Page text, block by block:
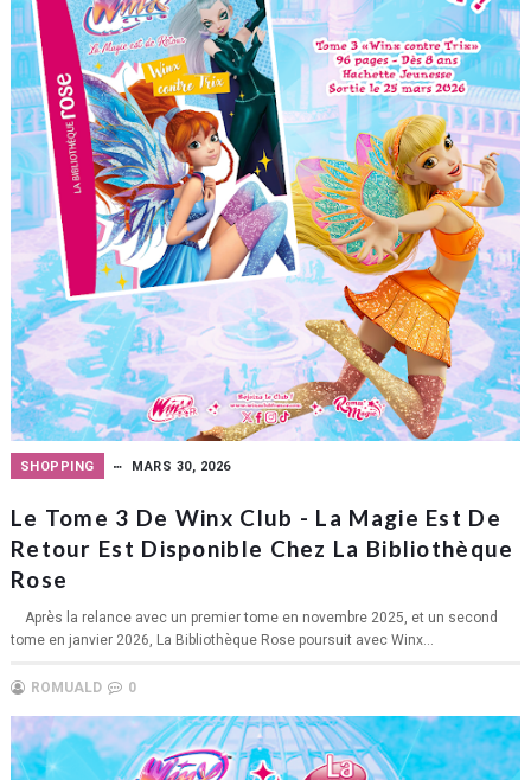
SHOPPING MARS 30, 2026
Le Tome 3 De Winx Club - La Magie Est De
Retour Est Disponible Chez La Bibliothèque
Rose
Après la relance avec un premier tome en novembre 2025, et un second
tome en janvier 2026, La Bibliothèque Rose poursuit avec Winx...
ROMUALD 0